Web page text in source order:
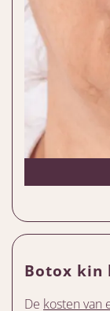
Botox kin
De kosten van